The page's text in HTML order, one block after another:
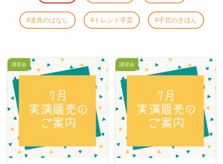
道具のはなし トレンド手芸 手芸のきほん
講習会 講習会